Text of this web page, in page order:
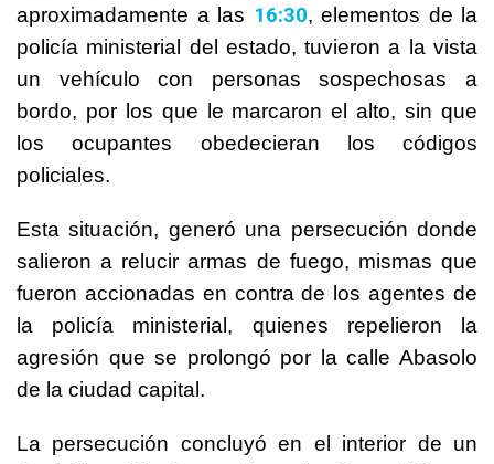
aproximadamente a las 16:30, elementos de la
policía ministerial del estado, tuvieron a la vista
un vehículo con personas sospechosas a
bordo, por los que le marcaron el alto, sin que
los ocupantes obedecieran los códigos
policiales.
Esta situación, generó una persecución donde
salieron a relucir armas de fuego, mismas que
fueron accionadas en contra de los agentes de
la policía ministerial, quienes repelieron la
agresión que se prolongó por la calle Abasolo
de la ciudad capital.
La persecución concluyó en el interior de un